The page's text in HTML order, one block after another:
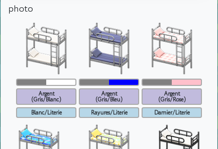
photo
Argent
(Gris/Blanc)
Blanc/Literie
Argent
(Gris/Bleu)
Rayures/Literie
Argent
(Gris/Rose)
Damier/Literie